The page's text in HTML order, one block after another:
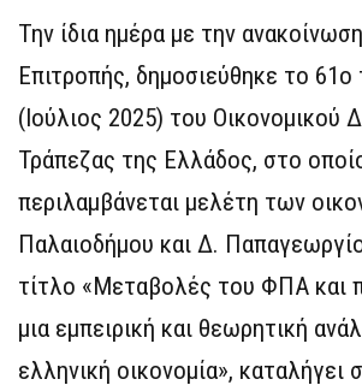
Την ίδια ημέρα με την
Επιτροπής, δημοσιεύθηκε το 61ο
(Ιούλιος 2025) του Οικονομικού
Τράπεζας της Ελλάδος, στο
περιλαμβάνεται μελέτη των
Παλαιοδήμου και Δ.
τίτλο «Μεταβολές του ΦΠΑ και
μια εμπειρική και θεωρητική
ελληνική οικονομία»,